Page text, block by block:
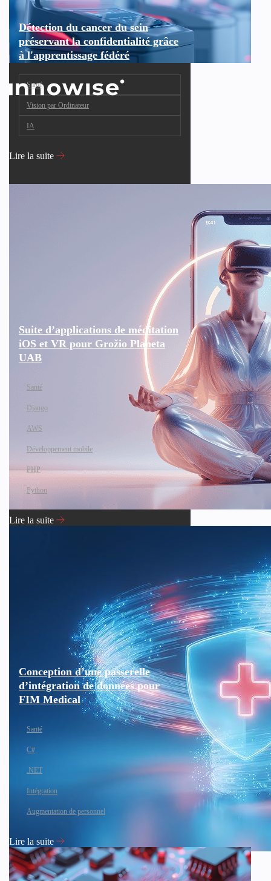
Détection du cancer du sein
préservant la confidentialité grâce
à l'apprentissage fédéré
Santé
Vision par Ordinateur
IA
Lire la suite
Suite d’applications de méditation
iOS et VR pour Grožio Planeta
UAB
Santé
Django
AWS
Développement mobile
PHP
Python
Lire la suite
Conception d’une passerelle
d’intégration de données pour
FIM Medical
Santé
C#
.NET
Intégration
Augmentation de personnel
Lire la suite